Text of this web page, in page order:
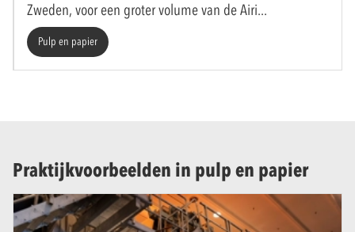
Zweden, voor een groter volume van de Airi
Pulp en papier
Praktijkvoorbeelden in pulp en papier